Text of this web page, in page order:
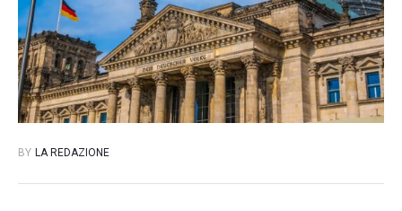
BY LA REDAZIONE